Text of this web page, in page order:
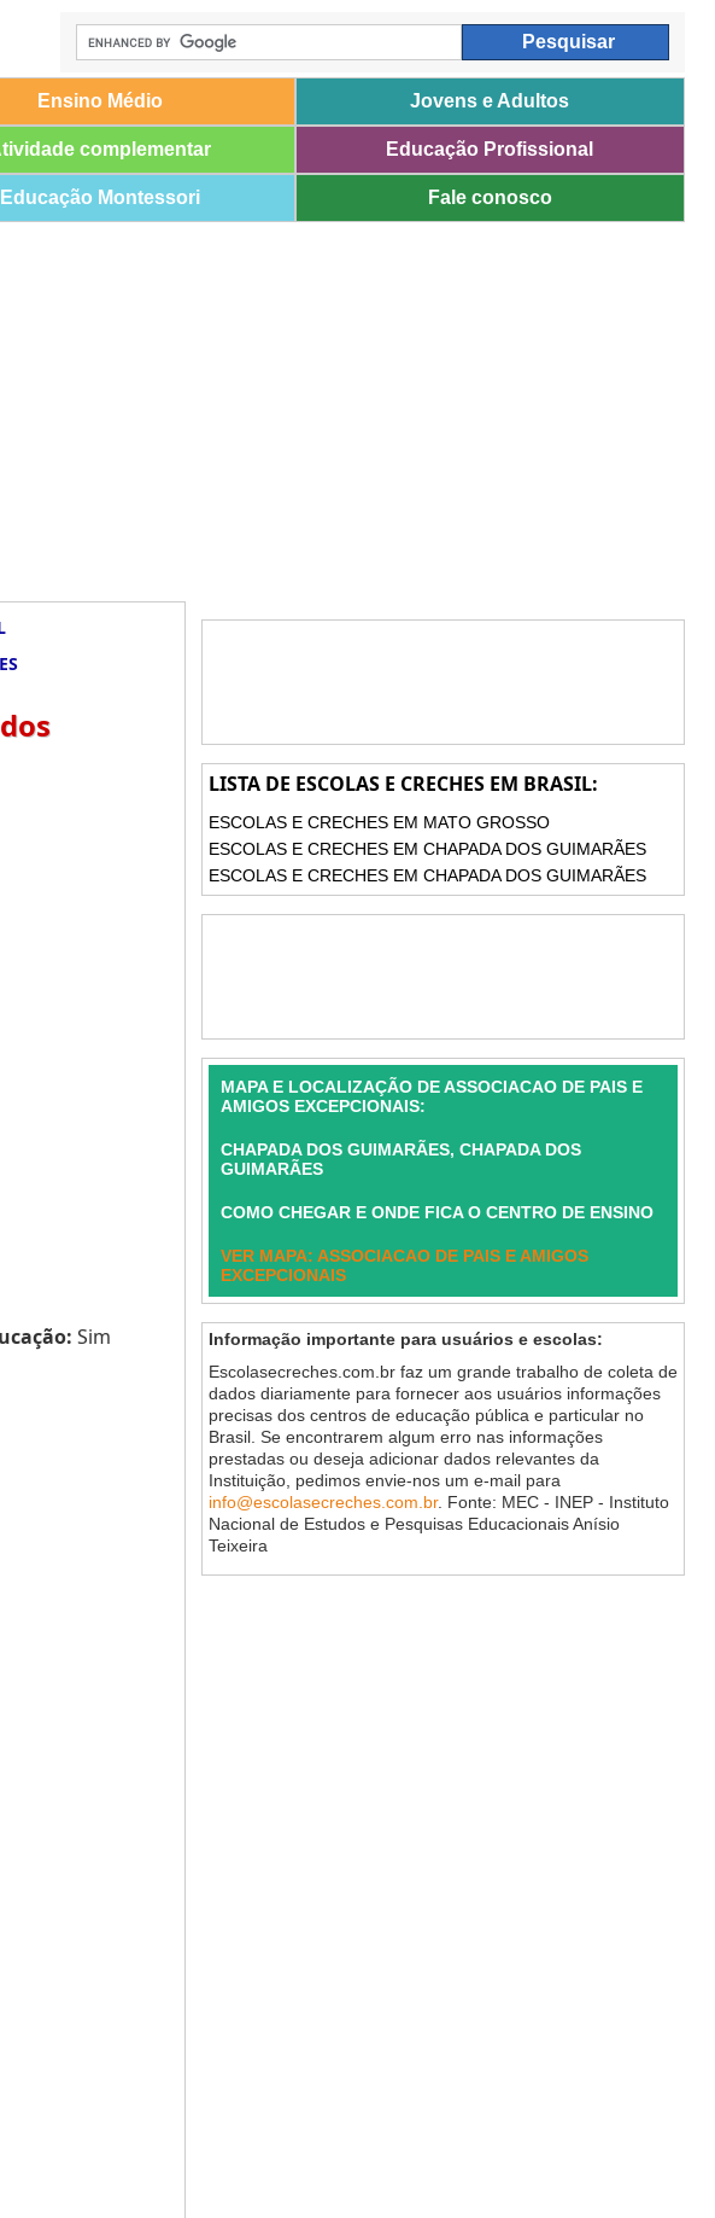
Ensino Médio Jovens e Adultos
complementar Educação Profissional
Educação Montessori Fale conosco
Sim
LISTA DE ESCOLAS E CRECHES EM BRASIL:
ESCOLAS E CRECHES EM MATO GROSSO
ESCOLAS E CRECHES EM CHAPADA DOS GUIMARÃES
ESCOLAS E CRECHES EM CHAPADA DOS GUIMARÃES
MAPA E LOCALIZAÇÃO DE ASSOCIACAO DE PAIS E
AMIGOS EXCEPCIONAIS:
CHAPADA DOS GUIMARÃES, CHAPADA DOS
GUIMARÃES
COMO CHEGAR E ONDE FICA O CENTRO DE ENSINO
VER MAPA: ASSOCIACAO DE PAIS E AMIGOS
EXCEPCIONAIS
Informação importante para usuários e escolas:
Escolasecreches.com.br faz um grande trabalho de coleta de
dados diariamente para fornecer aos usuários informações
precisas dos centros de educação pública e particular no
Brasil. Se encontrarem algum erro nas informações
prestadas ou deseja adicionar dados relevantes da
Instituição, pedimos envie-nos um e-mail para
info@escolasecreches.com.br. Fonte: MEC - INEP - Instituto
Nacional de Estudos e Pesquisas Educacionais Anísio
Teixeira